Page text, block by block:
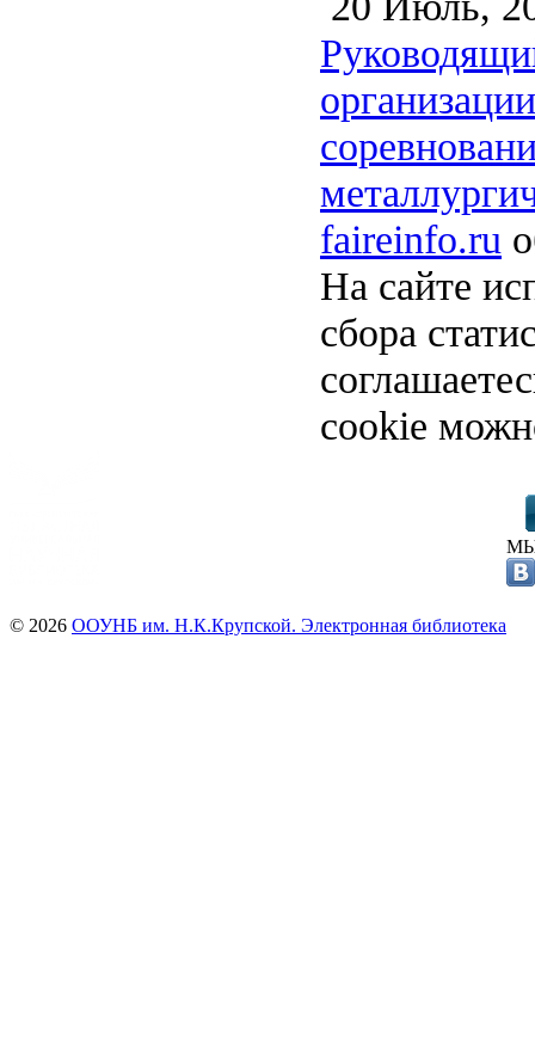
faireinfo.ru
На сайте
сбора
cookie
© 2026 ООУНБ им. Н.К.Крупской. Электронная библиотека